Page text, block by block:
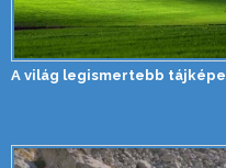
A világ legismertebb tájképe